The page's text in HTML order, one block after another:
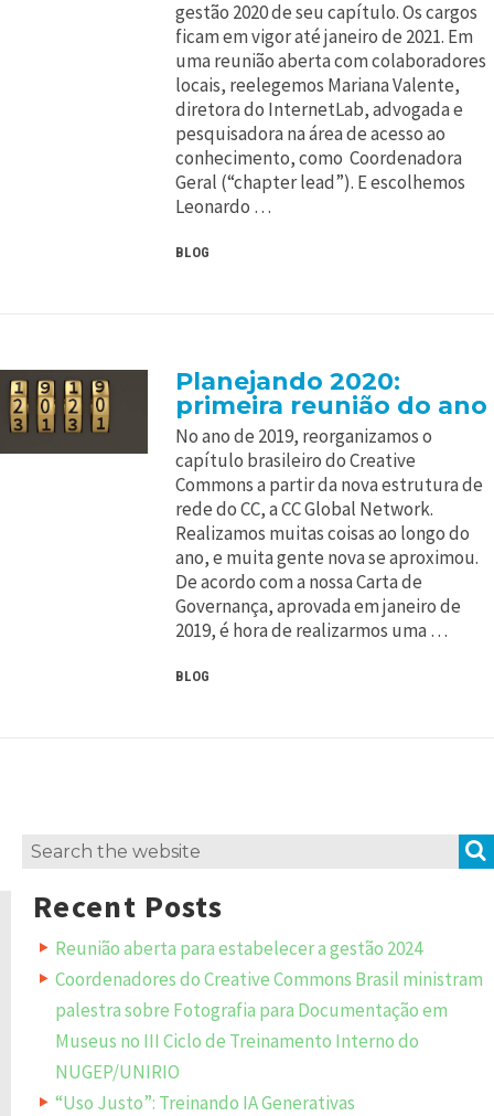
gestão 2020 de seu capítulo. Os cargos
ficam em vigor até janeiro de 2021. Em
uma reunião aberta com colaboradores
locais, reelegemos Mariana Valente,
diretora do InternetLab, advogada e
pesquisadora na área de acesso ao
conhecimento, como Coordenadora
Geral (“chapter lead”). E escolhemos
Leonardo …
BLOG
Planejando 2020:
primeira reunião do ano
No ano de 2019, reorganizamos o
capítulo brasileiro do Creative
Commons a partir da nova estrutura de
rede do CC, a CC Global Network.
Realizamos muitas coisas ao longo do
ano, e muita gente nova se aproximou.
De acordo com a nossa Carta de
Governança, aprovada em janeiro de
2019, é hora de realizarmos uma …
BLOG
Search
Recent Posts
Reunião aberta para estabelecer a gestão 2024
Coordenadores do Creative Commons Brasil ministram
palestra sobre Fotografia para Documentação em
Museus no III Ciclo de Treinamento Interno do
NUGEP/UNIRIO
“Uso Justo”: Treinando IA Generativas